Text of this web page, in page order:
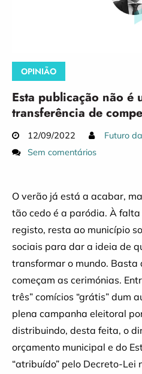
OPINIÃO
Esta publicação não é
transferência de
12/09/2022
Futuro
Sem comentários
O verão já está a acabar,
tão cedo é a paródia. À
registo, resta ao município
sociais para dar a ideia de
transformar o mundo. Basta
começam as cerimónias.
três” comícios “grátis” dum
plena campanha eleitoral
distribuindo, desta feita, o
orçamento municipal e do
“atribuído” pelo Decreto-Lei